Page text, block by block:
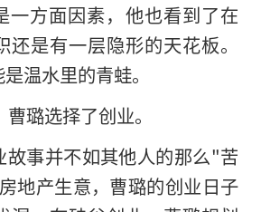
一方面因素，他也看到了在
是有一层隐形的天花板。
温水里的青蛙。
璐选择了创业。
故事并不如其他人的那么"苦
地产生意，曹璐的创业日子